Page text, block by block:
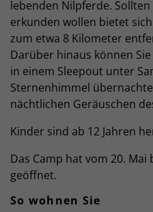
lebenden Nilpferde.
erkunden wollen bietet
zum etwa 8 Kilometer
Darüber hinaus können
in einem Sleepout unter
Sternenhimmel
nächtlichen Geräuschen
Kinder sind ab 12 Jahren
Das Camp hat vom 20.
geöffnet.
So wohnen Sie